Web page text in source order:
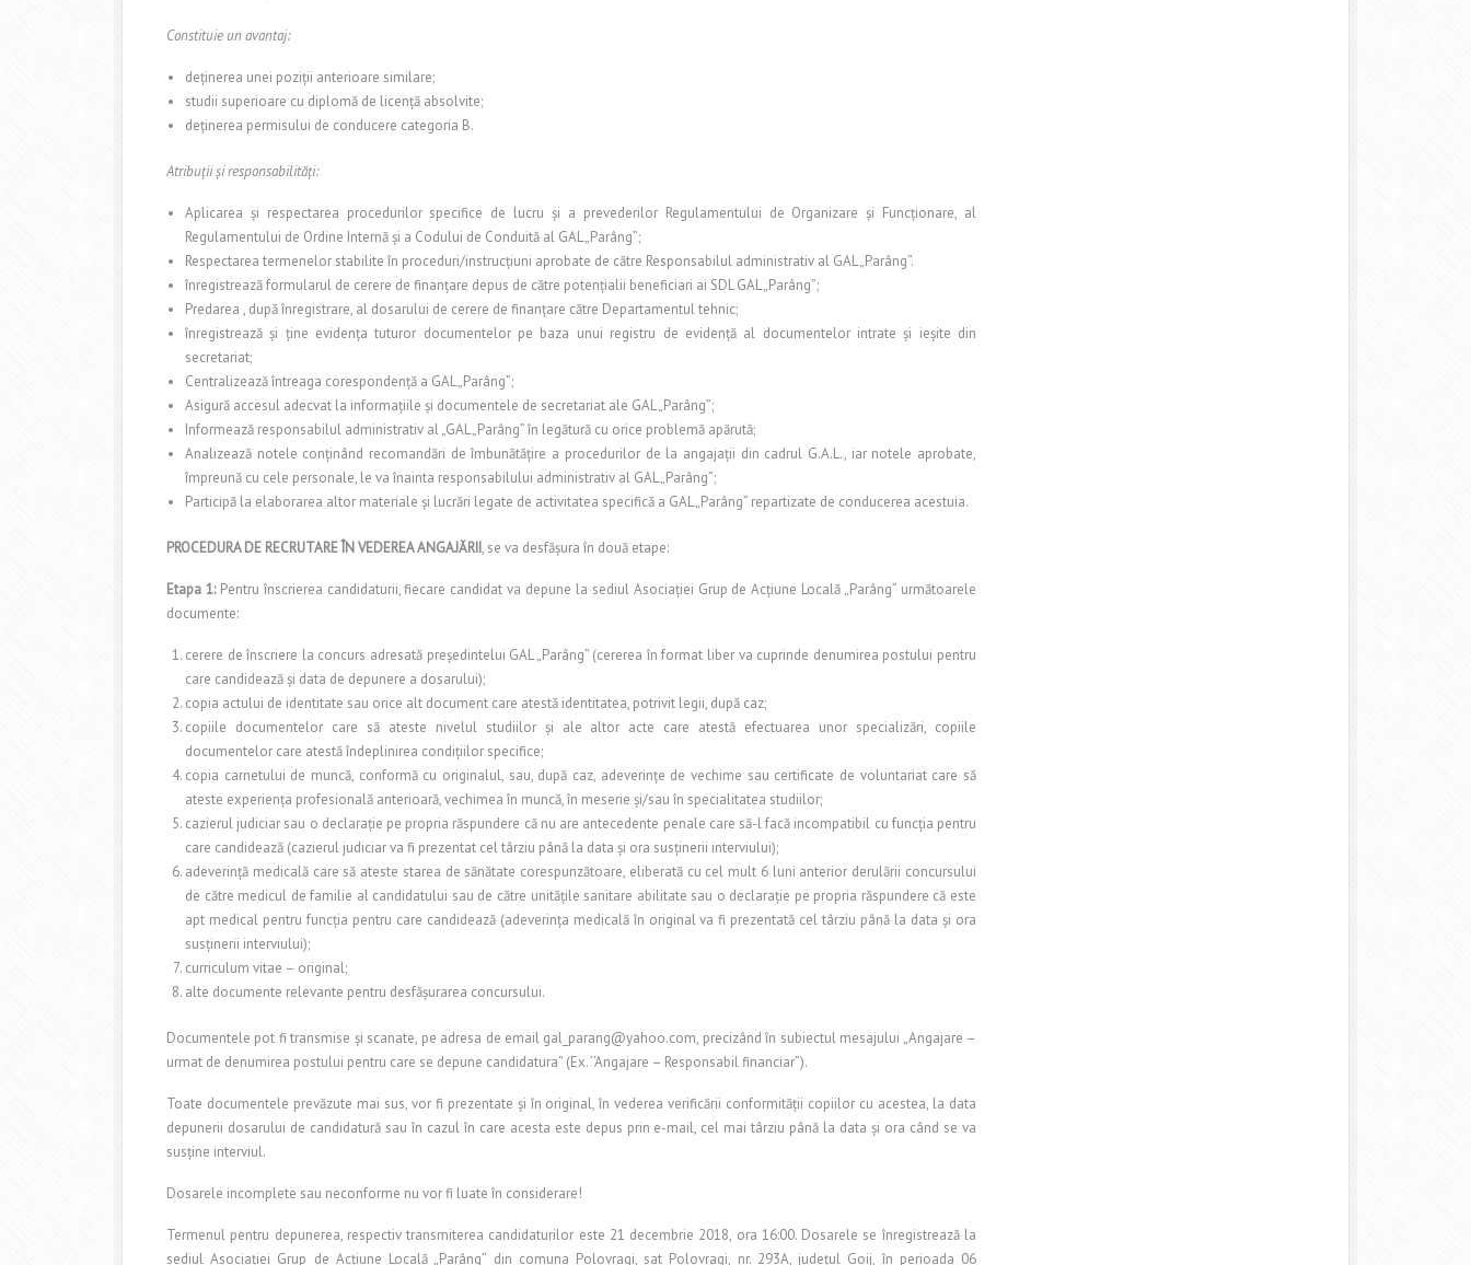
Constituie un avantaj:
deţinerea unei poziţii anterioare similare;
studii superioare cu diplomă de licenţă absolvite;
deţinerea permisului de conducere categoria B.
Atribuţii şi responsabilităţi:
Aplicarea şi respectarea procedurilor specifice de lucru şi a prevederilor Regulamentului de Organizare şi Funcţionare, al
Regulamentului de Ordine Internă şi a Codului de Conduită al GAL „Parâng”;
Respectarea termenelor stabilite în proceduri/instrucţiuni aprobate de către Responsabilul administrativ al GAL „Parâng”.
înregistrează formularul de cerere de finanţare depus de către potenţialii beneficiari ai SDL GAL „Parâng”;
Predarea , după înregistrare, al dosarului de cerere de finanţare către Departamentul tehnic;
înregistrează şi ţine evidenţa tuturor documentelor pe baza unui registru de evidenţă al documentelor intrate şi ieşite din
secretariat;
Centralizează întreaga corespondenţă a GAL „Parâng”;
Asigură accesul adecvat la informaţiile şi documentele de secretariat ale GAL „Parâng”;
Informează responsabilul administrativ al „GAL „Parâng” în legătură cu orice problemă apărută;
Analizează notele conţinând recomandări de îmbunătăţire a procedurilor de la angajaţii din cadrul G.A.L., iar notele aprobate,
împreună cu cele personale, le va înainta responsabilului administrativ al GAL „Parâng”;
Participă la elaborarea altor materiale şi lucrări legate de activitatea specifică a GAL „Parâng” repartizate de conducerea acestuia.
PROCEDURA DE RECRUTARE ÎN VEDEREA ANGAJĂRII, se va desfăşura în două etape:
Etapa 1:Pentru înscrierea candidaturii, fiecare candidat va depune la sediul Asociaţiei Grup de Acţiune Locală „Parâng” următoarele
documente:
cerere de înscriere la concurs adresată preşedintelui GAL „Parâng” (cererea în format liber va cuprinde denumirea postului pentru
care candidează şi data de depunere a dosarului);
copia actului de identitate sau orice alt document care atestă identitatea, potrivit legii, după caz;
copiile documentelor care să ateste nivelul studiilor şi ale altor acte care atestă efectuarea unor specializări, copiile
documentelor care atestă îndeplinirea condiţiilor specifice;
copia carnetului de muncă, conformă cu originalul, sau, după caz, adeverinţe de vechime sau certificate de voluntariat care să
ateste experienţa profesională anterioară, vechimea în muncă, în meserie şi/sau în specialitatea studiilor;
cazierul judiciar sau o declaraţie pe propria răspundere că nu are antecedente penale care să-l facă incompatibil cu funcţia pentru
care candidează (cazierul judiciar va fi prezentat cel târziu până la data şi ora susţinerii interviului);
adeverinţă medicală care să ateste starea de sănătate corespunzătoare, eliberată cu cel mult 6 luni anterior derulării concursului
de către medicul de familie al candidatului sau de către unităţile sanitare abilitate sau o declaraţie pe propria răspundere că este
apt medical pentru funcţia pentru care candidează (adeverinţa medicală în original va fi prezentată cel târziu până la data şi ora
susţinerii interviului);
curriculum vitae – original;
alte documente relevante pentru desfăşurarea concursului.
Documentele pot fi transmise şi scanate, pe adresa de email gal_parang@yahoo.com, precizând în subiectul mesajului „Angajare –
urmat de denumirea postului pentru care se depune candidatura” (Ex. ’’Angajare – Responsabil financiar”).
Toate documentele prevăzute mai sus, vor fi prezentate şi în original, în vederea verificării conformităţii copiilor cu acestea, la data
depunerii dosarului de candidatură sau în cazul în care acesta este depus prin e-mail, cel mai târziu până la data şi ora când se va
susţine interviul.
Dosarele incomplete sau neconforme nu vor fi luate în considerare!
Termenul pentru depunerea, respectiv transmiterea candidaturilor este 21 decembrie 2018, ora 16:00. Dosarele se înregistrează la
sediul Asociaţiei Grup de Acţiune Locală „Parâng” din comuna Polovragi, sat Polovragi, nr. 293A, judeţul Goij, în perioada 06